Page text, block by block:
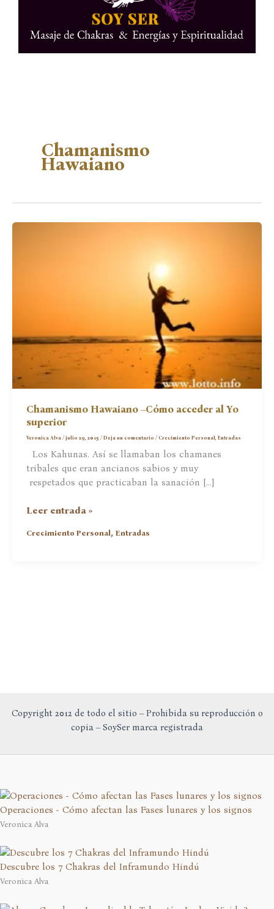
Chamanismo
Hawaiano
Chamanismo Hawaiano –Cómo acceder al Yo
superior
Veronica Alva/julio 29, 2015/Deja un comentario /Crecimiento Personal,Entradas
Los Kahunas. Así se llamaban los chamanes
tribales que eran ancianos sabios y muy
respetados que practicaban la sanación […]
Chamanismo
–
Leer entrada »
Crecimiento Personal,Entradas
Copyright 2012 de todo el sitio – Prohibida su reproducción o
copia – SoySer marca registrada
Operaciones - Cómo afectan las Fases lunares y los signos
Veronica Alva
Descubre los 7 Chakras del Inframundo Hindú
Veronica Alva